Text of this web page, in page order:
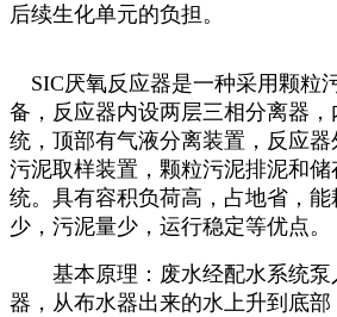
后续生化单元的负担。
SIC厌氧反应器是一种采用颗粒
备，反应器内设两层三相分离器
统，顶部有气液分离装置，反应器
污泥取样装置，颗粒污泥排泥和
统。具有容积负荷高，占地省，
少，污泥量少，运行稳定等优点。
基本原理：废水经配水系统泵
器，从布水器出来的水上升到底